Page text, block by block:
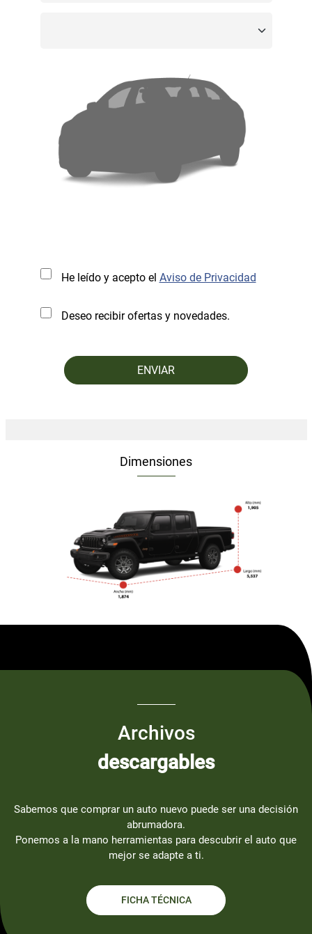
He leído y acepto el Aviso de Privacidad
Deseo recibir ofertas y novedades.
Dimensiones
Archivos
descargables
Sabemos que comprar un auto nuevo puede ser una decisión
abrumadora.
Ponemos a la mano herramientas para descubrir el auto que
mejor se adapte a ti.
FICHA TÉCNICA